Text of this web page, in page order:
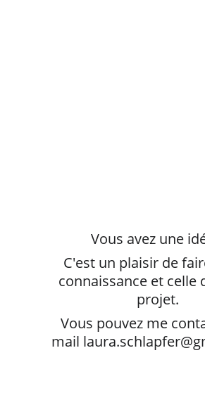
Vous avez une
C'est un plaisir de
connaissance et celle
projet.
mail